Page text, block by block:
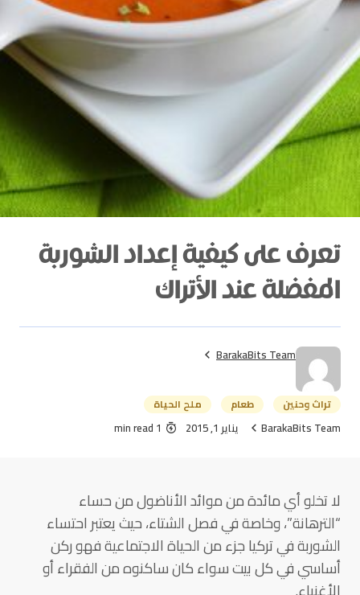
تعرف على كيفية إعداد الشوربة
المفضلة عند الأتراك
BarakaBits Team
تراث وحنين طعام ملح الحياة
BarakaBits Team يناير 1, 2015 1 min read
لا تخلو أي مائدة من موائد الأناضول من حساء
“الترهانة”، وخاصة في فصل الشتاء، حيث يعتبر احتساء
الشوربة في تركيا جزء من الحياة الاجتماعية فهو ركن
أساسي في كل بيت سواء كان ساكنوه من الفقراء أو